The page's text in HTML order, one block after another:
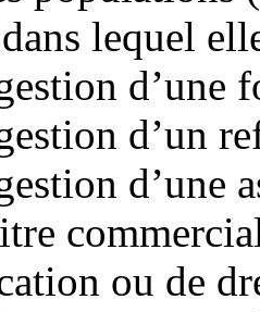
lequel
d’une
d’un
d’une
ou de